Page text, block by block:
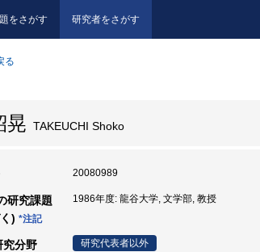
をさがす 研究者をさがす
る
晃 TAKEUCHI Shoko
20080989
研究課題
) *注記
1986年度: 龍谷大学, 文学部, 教授
究分野
研究代表者以外